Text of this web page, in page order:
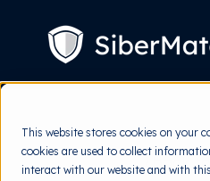
This website stores cookies on your
cookies are used to collect
interact with our website and with
Layanan
children
for
Layanan
Harga back